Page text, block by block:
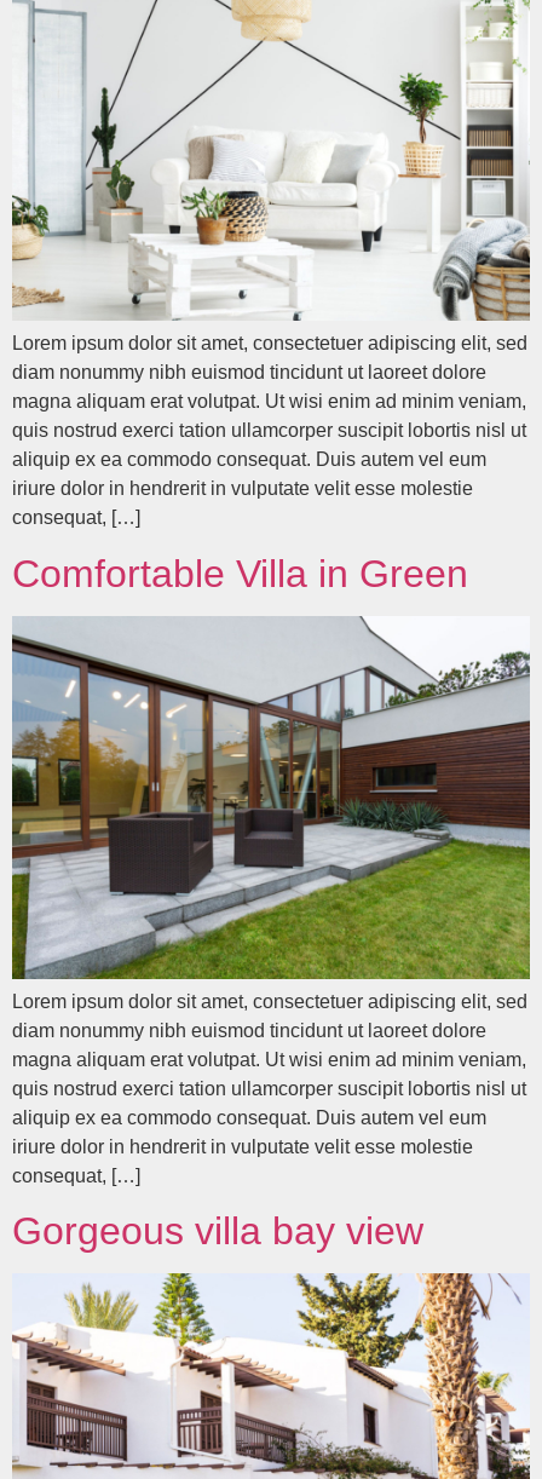
Lorem ipsum dolor sit amet, consectetuer adipiscing elit, sed
diam nonummy nibh euismod tincidunt ut laoreet dolore
magna aliquam erat volutpat. Ut wisi enim ad minim veniam,
quis nostrud exerci tation ullamcorper suscipit lobortis nisl ut
aliquip ex ea commodo consequat. Duis autem vel eum
iriure dolor in hendrerit in vulputate velit esse molestie
consequat, […]
Comfortable Villa in Green
Lorem ipsum dolor sit amet, consectetuer adipiscing elit, sed
diam nonummy nibh euismod tincidunt ut laoreet dolore
magna aliquam erat volutpat. Ut wisi enim ad minim veniam,
quis nostrud exerci tation ullamcorper suscipit lobortis nisl ut
aliquip ex ea commodo consequat. Duis autem vel eum
iriure dolor in hendrerit in vulputate velit esse molestie
consequat, […]
Gorgeous villa bay view